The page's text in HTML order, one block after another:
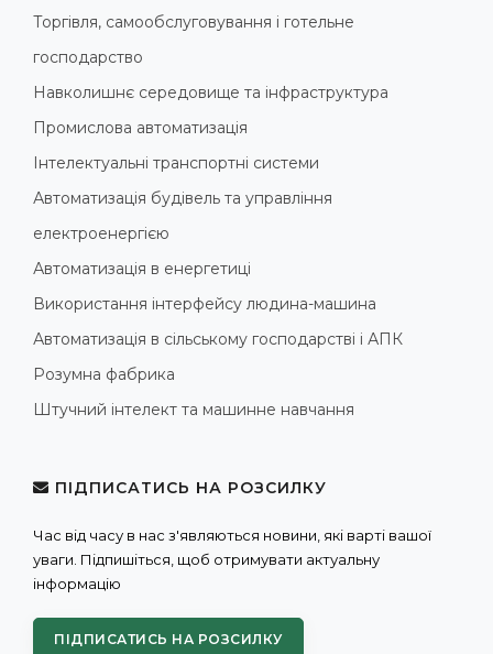
Торгівля, самообслуговування і готельне
господарство
Навколишнє середовище та інфраструктура
Промислова автоматизація
Інтелектуальні транспортні системи
Автоматизація будівель та управління
електроенергією
Автоматизація в енергетиці
Використання інтерфейсу людина-машина
Автоматизація в сільському господарстві і АПК
Розумна фабрика
Штучний інтелект та машинне навчання
ПІДПИСАТИСЬ НА РОЗСИЛКУ
Час від часу в нас з'являються новини, які варті вашої
уваги. Підпишіться, щоб отримувати актуальну
інформацію
ПІДПИСАТИСЬ НА РОЗСИЛКУ